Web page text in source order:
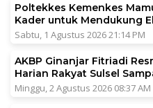
Poltekkes Kemenkes
Kader untuk Mendukung
Sabtu, 1 Agustus 2026 21:14 PM
AKBP Ginanjar Fitriadi
Harian Rakyat Sulsel
Minggu, 2 Agustus 2026 08:37 AM